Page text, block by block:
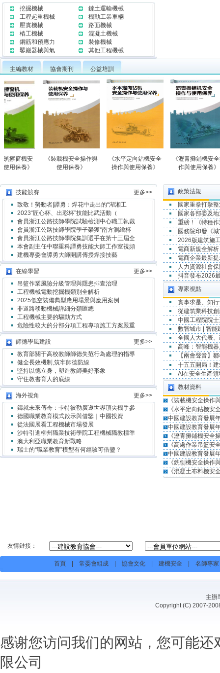
挖掘機械
鏟土運輸機械
工程起重機械
機動工業車輛
壓實機械
路面機械
樁工機械
混凝土機械
鋼筋和預應力
裝修機械
鑿巖器械與氣
其他工程機械
主編教材 協會期刊 公益培訓
《裝載機安全操作與
使用保養》
《水平定向鉆機安全
操作與使用保養》
《瀝青攤鋪機安全操
作與使用保養》
《高
操作
技能競賽
更多>>
致敬！勞動者|譚勇：焊花中走出的“湖湘工
2023“匠心杯、出彩杯”技能比武活動（
會員浙江公路技師學院試驗檢測中心職工執裁
會員浙江公路技師學院學子榮獲“南方測繪杯
會員浙江公路技師學院集訓選手在第十三屆全
本會副主任中聯重科譚勇技能大師工作室視頻
建機專委會譚勇大師開講傳授焊接技藝
在線學習
更多>>
吊籃作業風險分級管理與隱患排查治理
工程機械電動挖掘機類別全解析
2025低空裝備典型應用場景與應用案例
非道路移動機械詳細分類匯總
工程機械主要的驅動方式
危險性較大的分部分項工程專項施工方案嚴重
師德學風建設
更多>>
教育部關于高校教師師德失范行為處理的指導
健全長效機制,筑牢師德防線
堅持以德立身，塑造教師美好形象
守住教書育人的底線
海外視角
更多>>
鑄就未來傳奇：卡特彼勒廣邀世界頂尖機手參
德國職業教育模式啟示與借鑒｜中國投資
從法國展看工程機械市場發展
沙特引進柳州職業技術學院工程機械職教標準
澳大利亞職業教育新戰略
瑞士的“職業教育”模型有何經驗可借鑒？
政策法規
國家重拳打擊
國家各部委及
重磅！《特種
國務院印發《
2026版建筑施
電商新規全解
電商企業最新提
人力資源社會
抖音發布2026
專家視點
實事求是、
從建筑業科技
中國工程院院
數智城市 | 智能
全國人大代表
高峰：智能機
【兩會聲音】
十五五開局！
AI在安全生產
教材資料
《裝載機安全操作
《水平定向鉆機安
中國建設教育發展
中國建設教育發展
《瀝青攤鋪機安全
《高處作業吊籃安
中國建設教育發展
《銑刨機安全操作
《混凝土布料機安
友情鏈接：
首頁| 常委會組成| 協會文化| 建機安全 名師專家
主
Copyright (C) 2007-
感谢您访问我们的网站，您可能
限公司